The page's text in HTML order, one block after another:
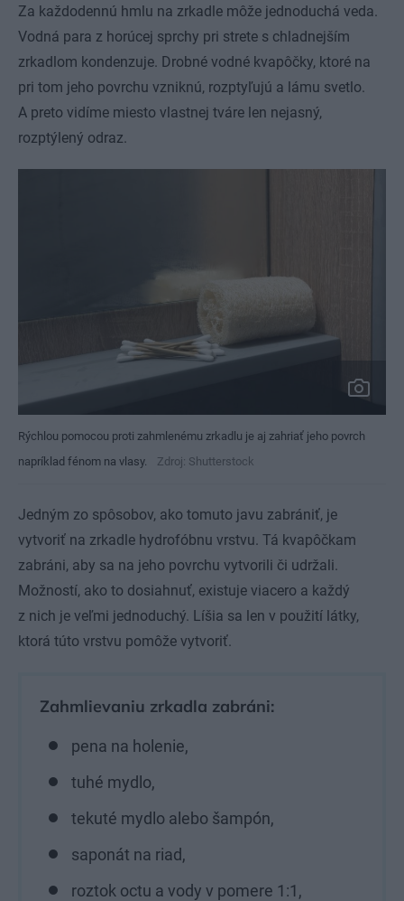
Za každodennú hmlu na zrkadle môže jednoduchá veda.
Vodná para z horúcej sprchy pri strete s chladnejším
zrkadlom kondenzuje. Drobné vodné kvapôčky, ktoré na
pri tom jeho povrchu vzniknú, rozptyľujú a lámu svetlo.
A preto vidíme miesto vlastnej tváre len nejasný,
rozptýlený odraz.
Rýchlou pomocou proti zahmlenému zrkadlu je aj zahriať jeho povrch
napríklad fénom na vlasy.
Zdroj: Shutterstock
Jedným zo spôsobov, ako tomuto javu zabrániť, je
vytvoriť na zrkadle hydrofóbnu vrstvu. Tá kvapôčkam
zabráni, aby sa na jeho povrchu vytvorili či udržali.
Možností, ako to dosiahnuť, existuje viacero a každý
z nich je veľmi jednoduchý. Líšia sa len v použití látky,
ktorá túto vrstvu pomôže vytvoriť.
Zahmlievaniu zrkadla zabráni:
pena na holenie,
tuhé mydlo,
tekuté mydlo alebo šampón,
saponát na riad,
roztok octu a vody v pomere 1:1,